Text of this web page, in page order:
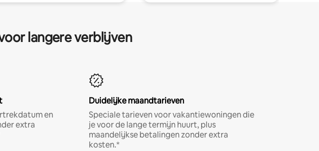
langere verblijven
en
extra
Duidelijke maandtarieven
Speciale tarieven voor vakantiewoningen die
je voor de lange termijn huurt, plus
maandelijkse betalingen zonder extra
kosten.*